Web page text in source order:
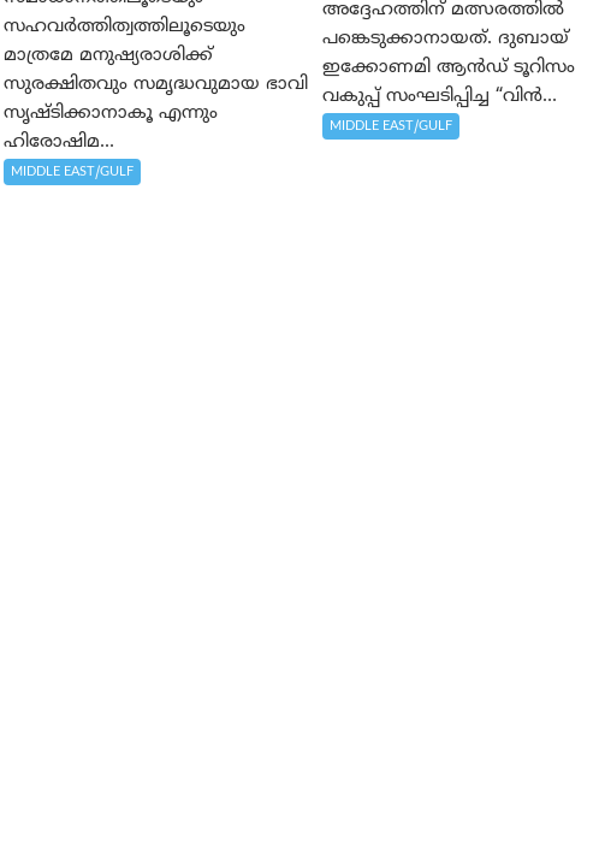
സഹവര്‍ത്തിത്വത്തിലൂടെയും
മാത്രമേ മനുഷ്യരാശിക്ക്
സുരക്ഷിതവും സമൃദ്ധവുമായ ഭാവി
സൃഷ്ടിക്കാനാകൂ എന്നും
ഹിരോഷിമ...
MIDDLE EAST/GULF
അദ്ദേഹത്തിന് മത്സരത്തിൽ
പങ്കെടുക്കാനായത്. ദുബായ്
ഇക്കോണമി ആൻഡ് ടൂറിസം
വകുപ്പ് സംഘടിപ്പിച്ച “വിൻ...
MIDDLE EAST/GULF